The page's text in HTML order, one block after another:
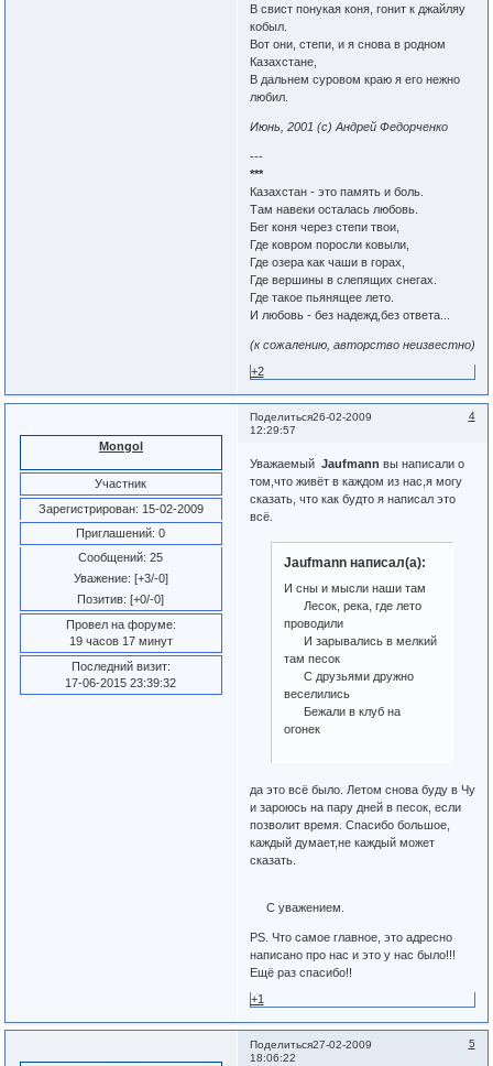
В свист понукая коня, гонит к джайляу
кобыл.
Вот они, степи, и я снова в родном
Казахстане,
В дальнем суровом краю я его нежно
любил.
Июнь, 2001 (с) Андрей Федорченко
---
***
Казахстан - это память и боль.
Там навеки осталась любовь.
Бег коня через степи твои,
Где ковром поросли ковыли,
Где озера как чаши в горах,
Где вершины в слепящих снегах.
Где такое пьянящее лето.
И любовь - без надежд,без ответа...
(к сожалению, авторство неизвестно)
+2
Поделиться 4
26-02-2009
12:29:57
Mongol
Участник
Зарегистрирован: 15-02-2009
Приглашений: 0
Сообщений: 25
Уважение: [+3/-0]
Позитив: [+0/-0]
Провел на форуме:
19 часов 17 минут
Последний визит:
17-06-2015 23:39:32
Уважаемый Jaufmann вы написали о
том,что живёт в каждом из нас,я могу
сказать, что как будто я написал это
всё.
Jaufmann написал(а):
И сны и мысли наши там
Лесок, река, где лето
проводили
И зарывались в мелкий
там песок
С друзьями дружно
веселились
Бежали в клуб на
огонек
да это всё было. Летом снова буду в Чу
и зароюсь на пару дней в песок, если
позволит время. Спасибо большое,
каждый думает,не каждый может
сказать.
С уважением.
PS. Что самое главное, это адресно
написано про нас и это у нас было!!!
Ещё раз спасибо!!
+1
Поделиться 5
27-02-2009
18:06:22